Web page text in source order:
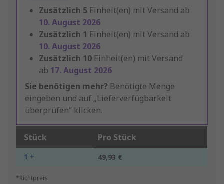
Zusätzlich 5 Einheit(en) mit Versand ab
10. August 2026
Zusätzlich 1 Einheit(en) mit Versand ab
10. August 2026
Zusätzlich 10 Einheit(en) mit Versand
ab 17. August 2026
Sie benötigen mehr? Benötigte Menge
eingeben und auf „Lieferverfügbarkeit
überprüfen“ klicken.
Stück Pro Stück
1 + 49,93 €
*Richtpreis